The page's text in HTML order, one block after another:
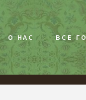
О НАС ВСЕ